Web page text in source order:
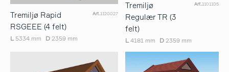
Tremiljø Rapid
RSGEEE (4 felt)
Art.1120027
L 5334 mm D 2359 mm
Tremiljø
Regulær TR (3
felt)
Art.1101105
L 4181 mm D 2359 mm